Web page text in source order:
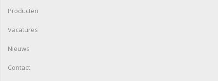
Producten
Vacatures
Nieuws
Contact